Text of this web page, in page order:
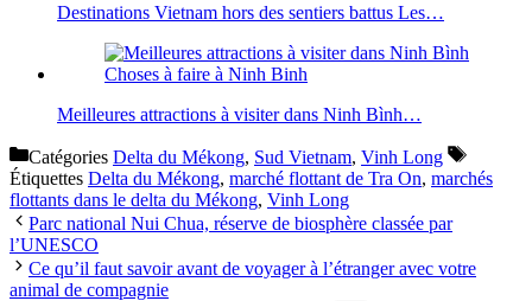
Destinations Vietnam hors des sentiers battus Les…
Meilleures attractions à visiter dans Ninh Bình…
Catégories Delta du Mékong, Sud Vietnam, Vinh Long
Étiquettes Delta du Mékong, marché flottant de Tra On, marchés
flottants dans le delta du Mékong, Vinh Long
Parc national Nui Chua, réserve de biosphère classée par
l’UNESCO
Ce qu’il faut savoir avant de voyager à l’étranger avec votre
animal de compagnie